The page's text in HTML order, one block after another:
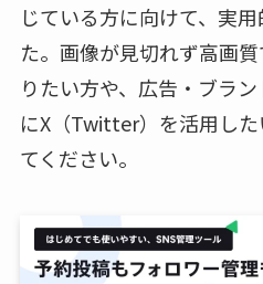
じている方に向けて、実
た。画像が見切れず高画
りたい方や、広告・ブラ
にX（Twitter）を活用し
てください。